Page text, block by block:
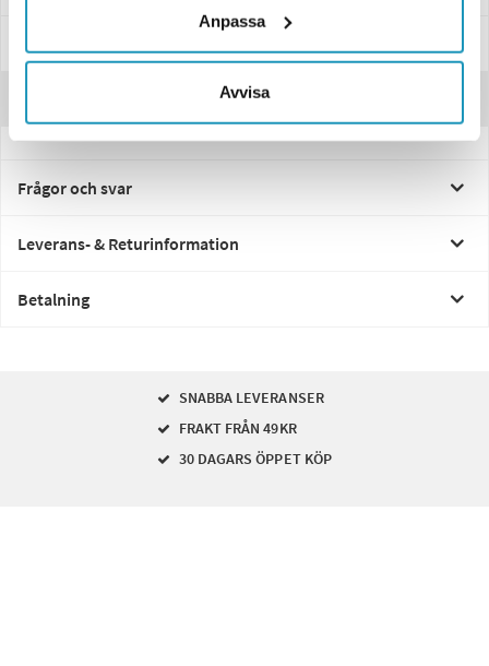
Anpassa
Avvisa
Frågor och svar
Leverans- & Returinformation
Betalning
SNABBA LEVERANSER
FRAKT FRÅN 49KR
30 DAGARS ÖPPET KÖP